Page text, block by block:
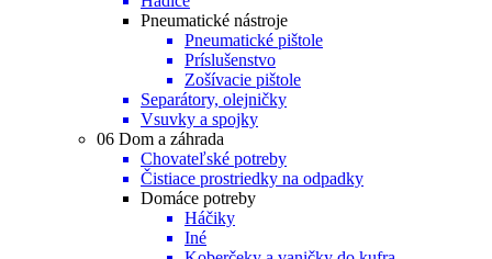
Pneumatické nástroje
Pneumatické pištole
Príslušenstvo
Zošívacie pištole
Separátory, olejničky
Vsuvky a spojky
06 Dom a záhrada
Chovateľské potreby
Čistiace prostriedky na odpadky
Domáce potreby
Háčiky
Iné